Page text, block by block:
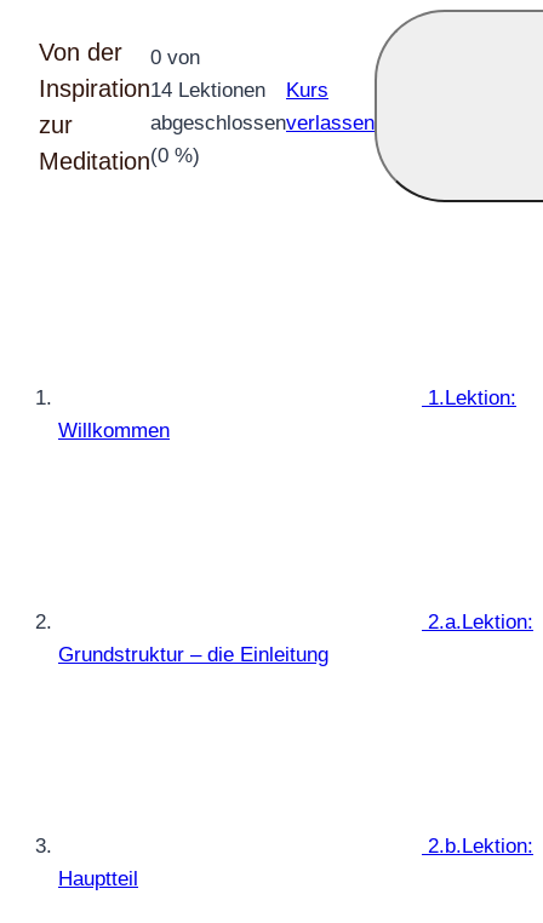
Von der
Inspiration
zur
Meditation
0 von
14 Lektionen
abgeschlossen
(0 %)
Kurs
verlassen
1.Lektion:
Willkommen
2.a.Lektion:
Grundstruktur – die Einleitung
2.b.Lektion:
Hauptteil